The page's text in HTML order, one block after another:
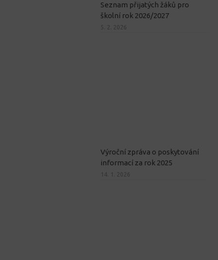
Seznam přijatých žáků pro
školní rok 2026/2027
5. 2. 2026
Výroční zpráva o poskytování
informací za rok 2025
14. 1. 2026